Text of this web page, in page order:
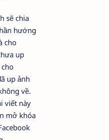
sẽ chia
hướng
cho
up
up ảnh
về.
viết này
mở khóa